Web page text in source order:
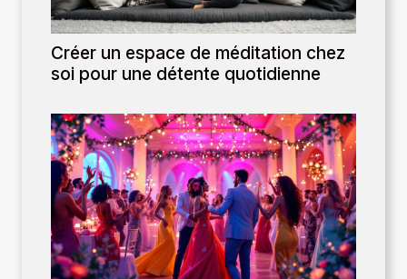
Créer un espace de méditation chez
soi pour une détente quotidienne